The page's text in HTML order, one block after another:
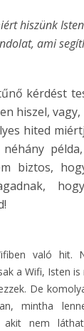
hiszünk
ami
kérdést
hiszel, vagy,
hited
biztos,
való hit.
a Wifi, Isten
De
mintha
akit nem